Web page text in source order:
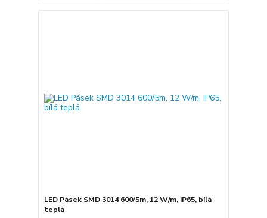
LED Pásek SMD 3014 600/5m, 12 W/m, IP65, bílá
teplá